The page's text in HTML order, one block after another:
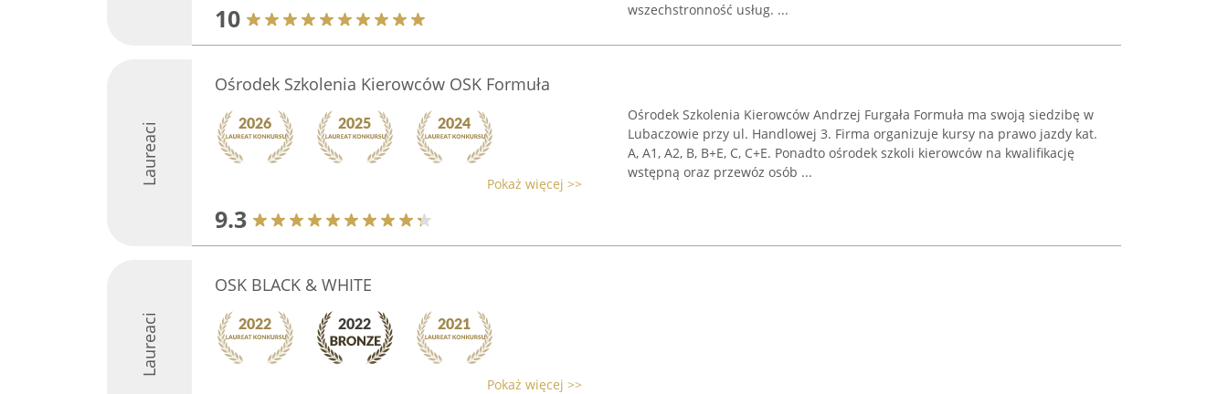
10
wszechstronność usług. ...
Laureaci
Ośrodek Szkolenia Kierowców OSK Formuła
Pokaż więcej >>
9.3
Ośrodek Szkolenia Kierowców Andrzej Furgała Formuła ma swoją siedzibę w
Lubaczowie przy ul. Handlowej 3. Firma organizuje kursy na prawo jazdy kat.
A, A1, A2, B, B+E, C, C+E. Ponadto ośrodek szkoli kierowców na kwalifikację
wstępną oraz przewóz osób ...
Laureaci
OSK BLACK & WHITE
Pokaż więcej >>